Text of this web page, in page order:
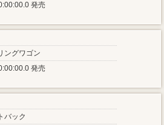
発売
ングワゴン
発売
バック